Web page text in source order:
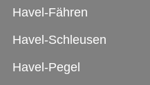
Havel-Fähren
Havel-Schleusen
Havel-Pegel